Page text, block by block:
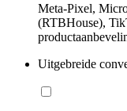
Meta-Pixel,
(RTBHouse),
Uitgebreide